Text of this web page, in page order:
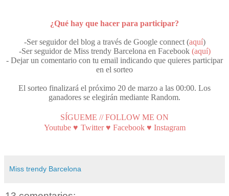
¿Qué hay que hacer para participar?
-Ser seguidor del blog a través de Google connect (aquí)
-Ser seguidor de Miss trendy Barcelona en Facebook (aquí)
- Dejar un comentario con tu email indicando que quieres participar
en el sorteo
El sorteo finalizará el próximo 20 de marzo a las 00:00. Los
ganadores se elegirán mediante Random.
SÍGUEME // FOLLOW ME ON
Youtube ♥ Twitter ♥ Facebook ♥ Instagram
Miss trendy Barcelona